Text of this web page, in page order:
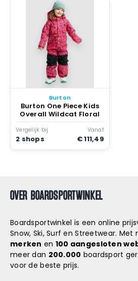
Burton
Burton One Piece Kids
Overall Wildcat Floral
Vergelijk bij
2 shops
Vanaf
€ 111,49
OVER BOARDSPORTWINKEL
Boardsportwinkel is een online
Snow, Ski, Surf en Streetwear.
merken en 100 aangesloten
meer dan 200.000 boardsport
voor de beste prijs.